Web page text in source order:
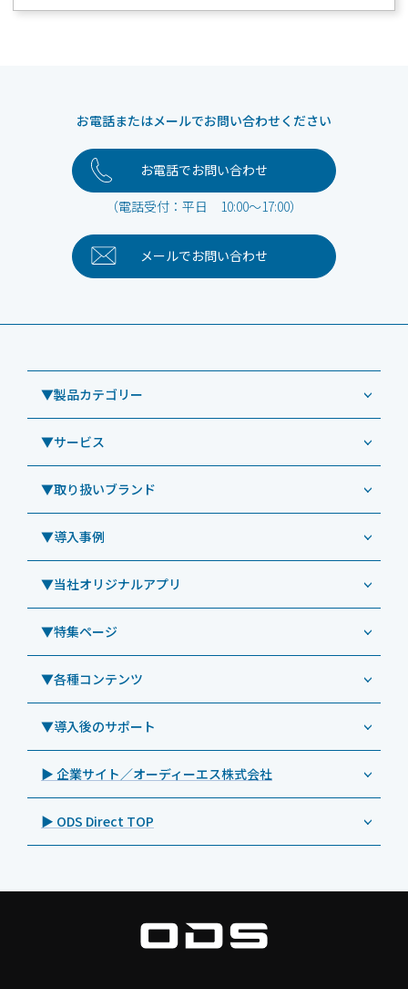
お電話またはメールでお問い合わせください
お電話でお問い合わせ
（電話受付：平日 10:00～17:00）
メールでお問い合わせ
▼製品カテゴリー
業務用タブレット
Windowsタブレット TW2A-NF9LTA
Windowsタブレット TW2A-N9LTA
Windowsタブレット TW2A-N9LT
Windowsタブレット TW2A-E9LT
Androidタブレット TA2C-NF8
Androidタブレット TA2C-NF8BL
Androidタブレット TA2C-CS8
Androidタブレット TA2C-CS8BL
Androidタブレット TA2C-DR94G
Androidタブレット TA2C-M8AC
Androidタブレット TA2C-M8
デジタルホワイトボード／電子黒板
▼サービス
コールセンター
CRMシステム「カイゼンコール」
リペアサービス
教育機関向けiPad修理パック
社内ヘルプデスク代行サービス
教育機関向けiPad管理運用パック
教育機関向けICT支援ソリューション
教育機関向けネットワーク機器導入保守
キッティング
自治体向けDXソリューションサービス
法人向けiPad修理＆デバイス買取サービス
▼取り扱いブランド
ODS（オーディーエス）
LG（エルジー）
ViewSonic（ビューソニック）
PHILIPS（フィリップス）
DynaScan（ダイナスキャン）
SAMSUNG（サムスン）
Goodview（グッドビュー）
Cloudpoint（クラウドポイント）
BenQ（ベンキュー）
Magconn（マグコン）
BIAMP ／ Apart Audio（バイアンプ）
SpeakerCraft（スピーカークラフト）
▼導入事例
導入事例（業務用タブレット、デジタルサイネージほか）
事例：業務用タブレット端末
事例：業務用サイネージ・プロジェクター
事例：業務用オーディオ・その他AV機器
事例：サービス
▼当社オリジナルアプリ
業務効率化アプリ「NFCオプティマイザー」
サポート支援アプリ「ログ送信アプリ」
MDMアプリ「Tablet Control」
▼特集ページ
業務用タブレット
>特長1：USB Type-Aポート
>特長2：microHDMIポート
>特長3：AC常時給電タイプ
>飲食向けタブレット
>ホテル向けタブレット
>NFCタブレット
▼各種コンテンツ
特集記事
製品カタログ
プレスリリース
製品写真
▼導入後のサポート
オーディーエスPCカスタマーセンター
▶ 企業サイト／オーディーエス株式会社
▶ ODS Direct TOP